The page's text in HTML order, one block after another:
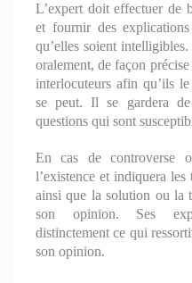
L’expert doit effectuer de
et fournir des
qu’elles soient
oralement, de façon
interlocuteurs afin qu’ils
se peut. Il se gardera
questions qui sont
En cas de controverse
l’existence et indiquera les
ainsi que la solution ou la
son opinion. Ses
distinctement ce qui
son opinion.